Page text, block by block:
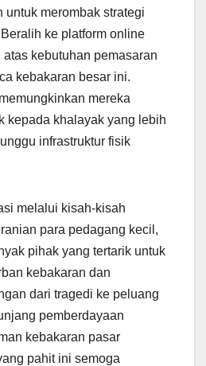
untuk merombak strategi
ke platform online
kebutuhan pemasaran
kebakaran besar ini.
mereka
kepada khalayak yang lebih
infrastruktur fisik
melalui kisah-kisah
para pedagang kecil,
pihak yang tertarik untuk
kebakaran dan
dari tragedi ke peluang
pemberdayaan
kebakaran pasar
pahit ini semoga